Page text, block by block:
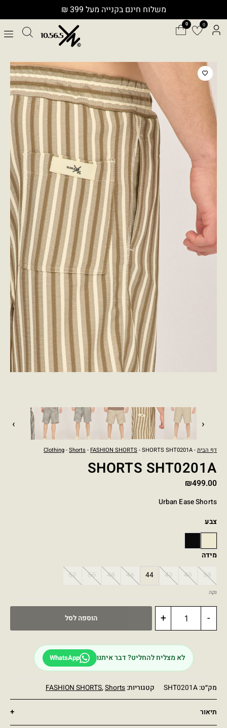
משלוח חינם בקנייה מעל 399 ₪
0
‹
›
דף הבית-
Clothing-Shorts- FASHION SHORTS - SHORTS SHT0201A
SHORTS SHT0201A
₪499.00
צבע
מידה
38
40
42
44
46
48
50
52
נקה
-
כמות
של
SHORTS
SHT0201A
+ הוספה לסל
לא מצליח להחליט? דבר איתנו WhatsApp
Urban Ease Shorts
מק״ט: SHT0201A קטגוריות: FASHION SHORTS,Shorts
תיאור